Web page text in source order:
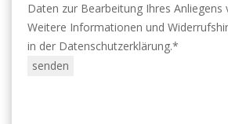
Daten zur Bearbeitung Ihres Anliegens
Weitere Informationen und
in der Datenschutzerklärung.*